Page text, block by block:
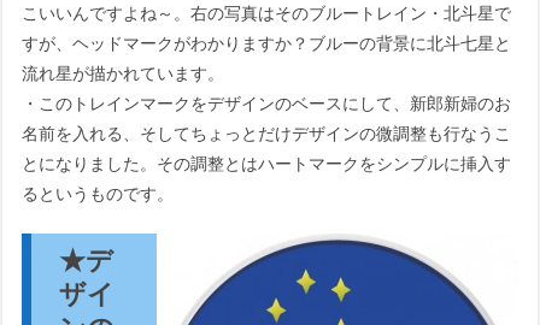
こいいんですよね～。右の写真はそのブルートレイン・北斗星で
すが、ヘッドマークがわかりますか？ブルーの背景に北斗七星と
流れ星が描かれています。
・このトレインマークをデザインのベースにして、新郎新婦のお
名前を入れる、そしてちょっとだけデザインの微調整も行なうこ
とになりました。その調整とはハートマークをシンプルに挿入す
るというものです。
★デ
ザイ